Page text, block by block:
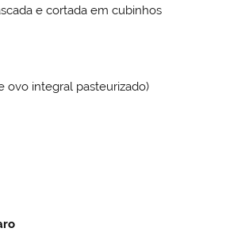
e cortada em cubinhos
ovo integral pasteurizado)